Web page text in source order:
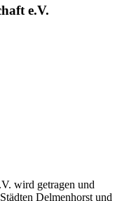
e.V.
wird getragen und
Delmenhorst und